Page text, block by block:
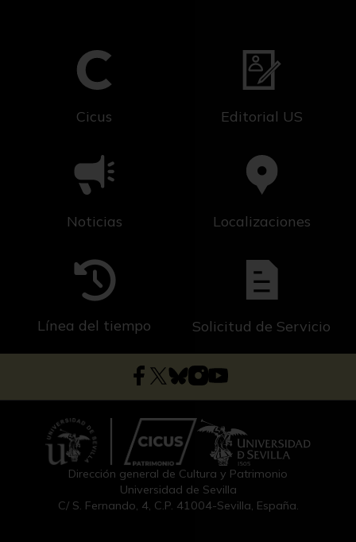
Cicus Editorial US
Noticias Localizaciones
Línea del tiempo Solicitud de Servicio
Dirección general de Cultura y Patrimonio
Universidad de Sevilla
C/ S. Fernando, 4, C.P. 41004-Sevilla, España.